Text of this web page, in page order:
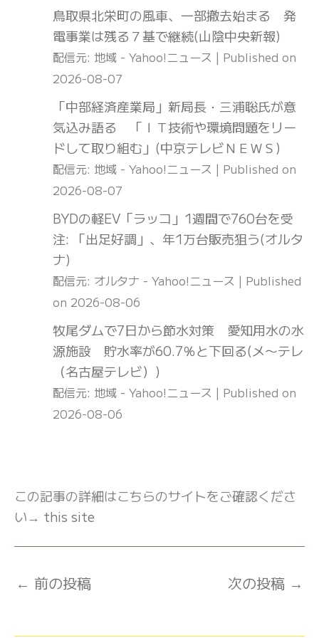
鳥取県北栄町の風車、一部撤去始まる 発
電事業は残る７基で継続(山陰中央新報)
配信元: 地域 - Yahoo!ニュース
Published on
2026-08-07
「中部経済産業局」新局長・三浦聡氏が意
気込み語る 「ＩＴ技術や環境問題をリー
ドして取り組む」(中京テレビＮＥＷＳ)
配信元: 地域 - Yahoo!ニュース
Published on
2026-08-07
BYDの軽EV「ラッコ」1週間で760台を受
注: 「出足好調」、年1万台販売狙う(オルタ
ナ)
配信元: オルタナ - Yahoo!ニュース
Published
on 2026-08-06
牧尾ダムで7日から節水対策 愛知用水の水
源施設 貯水率が60.7％と下回る(メ〜テレ
（名古屋テレビ）)
配信元: 地域 - Yahoo!ニュース
Published on
2026-08-06
この記事の詳細はこちらのサイトをご確認くださ
い→ this site
← 前の投稿 次の投稿 →